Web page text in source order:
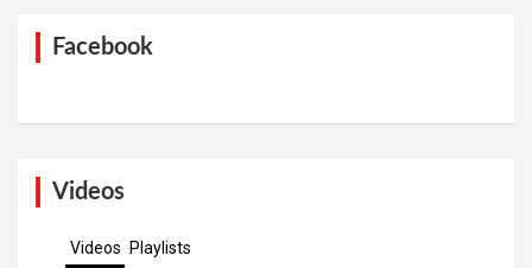
Facebook
Videos
Videos Playlists